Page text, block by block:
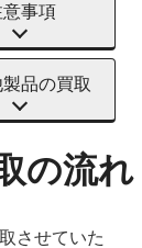
意事項
品の買取
の流れ
させていた